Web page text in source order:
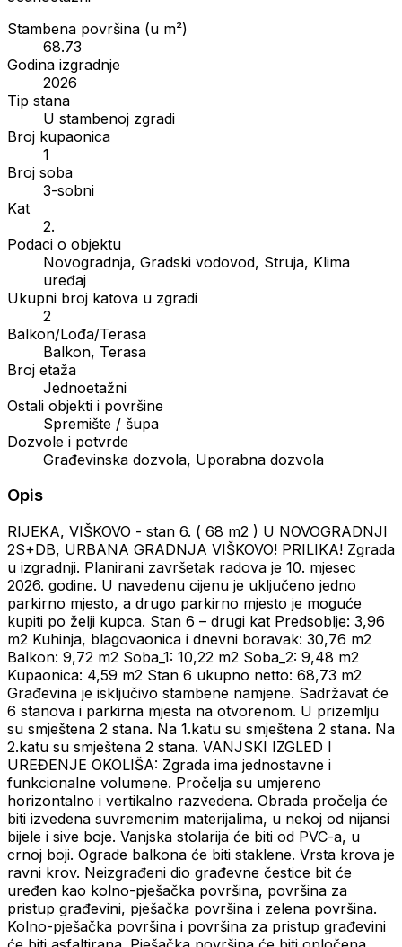
Stambena površina (u m²)
68.73
Godina izgradnje
2026
Tip stana
U stambenoj zgradi
Broj kupaonica
1
Broj soba
3-sobni
Kat
2.
Podaci o objektu
Novogradnja, Gradski vodovod, Struja, Klima
uređaj
Ukupni broj katova u zgradi
2
Balkon/Lođa/Terasa
Balkon, Terasa
Broj etaža
Jednoetažni
Ostali objekti i površine
Spremište / šupa
Dozvole i potvrde
Građevinska dozvola, Uporabna dozvola
Opis
RIJEKA, VIŠKOVO - stan 6. ( 68 m2 ) U NOVOGRADNJI
2S+DB, URBANA GRADNJA VIŠKOVO! PRILIKA! Zgrada
u izgradnji. Planirani završetak radova je 10. mjesec
2026. godine. U navedenu cijenu je uključeno jedno
parkirno mjesto, a drugo parkirno mjesto je moguće
kupiti po želji kupca. Stan 6 – drugi kat Predsoblje: 3,96
m2 Kuhinja, blagovaonica i dnevni boravak: 30,76 m2
Balkon: 9,72 m2 Soba_1: 10,22 m2 Soba_2: 9,48 m2
Kupaonica: 4,59 m2 Stan 6 ukupno netto: 68,73 m2
Građevina je isključivo stambene namjene. Sadržavat će
6 stanova i parkirna mjesta na otvorenom. U prizemlju
su smještena 2 stana. Na 1.katu su smještena 2 stana. Na
2.katu su smještena 2 stana. VANJSKI IZGLED I
UREĐENJE OKOLIŠA: Zgrada ima jednostavne i
funkcionalne volumene. Pročelja su umjereno
horizontalno i vertikalno razvedena. Obrada pročelja će
biti izvedena suvremenim materijalima, u nekoj od nijansi
bijele i sive boje. Vanjska stolarija će biti od PVC-a, u
crnoj boji. Ograde balkona će biti staklene. Vrsta krova je
ravni krov. Neizgrađeni dio građevne čestice bit će
uređen kao kolno-pješačka površina, površina za
pristup građevini, pješačka površina i zelena površina.
Kolno-pješačka površina i površina za pristup građevini